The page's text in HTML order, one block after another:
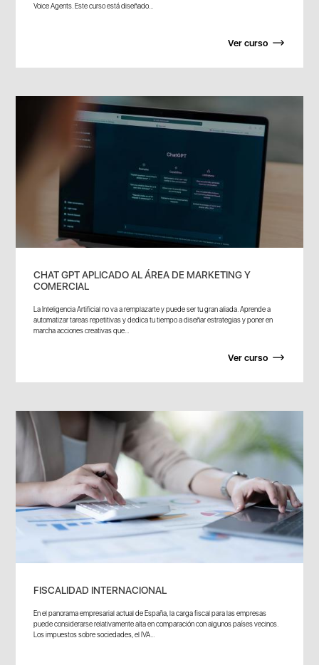
Voice Agents. Este curso está diseñado...
Ver curso
CHAT GPT APLICADO AL ÁREA DE MARKETING Y
COMERCIAL
La Inteligencia Artificial no va a remplazarte y puede ser tu gran aliada. Aprende a
automatizar tareas repetitivas y dedica tu tiempo a diseñar estrategias y poner en
marcha acciones creativas que...
Ver curso
FISCALIDAD INTERNACIONAL
En el panorama empresarial actual de España, la carga fiscal para las empresas
puede considerarse relativamente alta en comparación con algunos países vecinos.
Los impuestos sobre sociedades, el IVA...